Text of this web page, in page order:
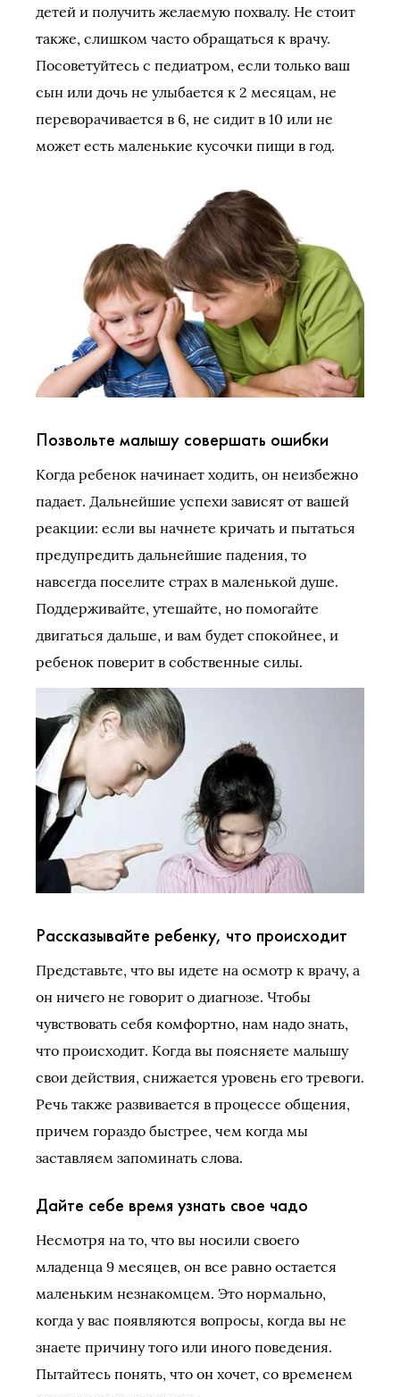
детей и получить желаемую похвалу. Не стоит
также, слишком часто обращаться к врачу.
Посоветуйтесь с педиатром, если только ваш
сын или дочь не улыбается к 2 месяцам, не
переворачивается в 6, не сидит в 10 или не
может есть маленькие кусочки пищи в год.
Позвольте малышу совершать ошибки
Когда ребенок начинает ходить, он неизбежно
падает. Дальнейшие успехи зависят от вашей
реакции: если вы начнете кричать и пытаться
предупредить дальнейшие падения, то
навсегда поселите страх в маленькой душе.
Поддерживайте, утешайте, но помогайте
двигаться дальше, и вам будет спокойнее, и
ребенок поверит в собственные силы.
Рассказывайте ребенку, что происходит
Представьте, что вы идете на осмотр к врачу, а
он ничего не говорит о диагнозе. Чтобы
чувствовать себя комфортно, нам надо знать,
что происходит. Когда вы поясняете малышу
свои действия, снижается уровень его тревоги.
Речь также развивается в процессе общения,
причем гораздо быстрее, чем когда мы
заставляем запоминать слова.
Дайте себе время узнать свое чадо
Несмотря на то, что вы носили своего
младенца 9 месяцев, он все равно остается
маленьким незнакомцем. Это нормально,
когда у вас появляются вопросы, когда вы не
знаете причину того или иного поведения.
Пытайтесь понять, что он хочет, со временем